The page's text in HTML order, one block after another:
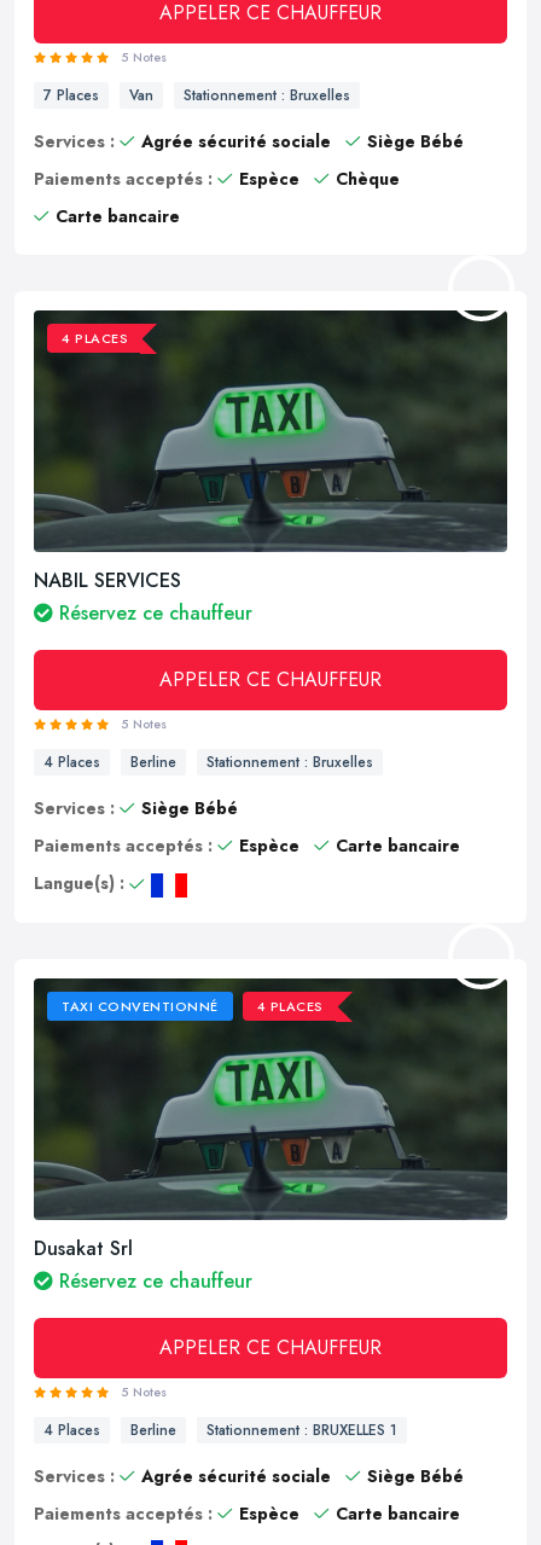
APPELER CE CHAUFFEUR
5 Notes
7 Places Van Stationnement : Bruxelles
Services : Agrée sécurité sociale
Siège Bébé
Paiements acceptés :
Espèce
Chèque
Carte bancaire
4 PLACES
NABIL SERVICES
Réservez ce chauffeur
APPELER CE CHAUFFEUR
5 Notes
4 Places Berline Stationnement : Bruxelles
Services :
Siège Bébé
Paiements acceptés :
Espèce
Carte bancaire
Langue(s) :
TAXI CONVENTIONNÉ 4 PLACES
Dusakat Srl
Réservez ce chauffeur
APPELER CE CHAUFFEUR
5 Notes
4 Places Berline Stationnement : BRUXELLES 1
Services : Agrée sécurité sociale
Siège Bébé
Paiements acceptés :
Espèce
Carte bancaire